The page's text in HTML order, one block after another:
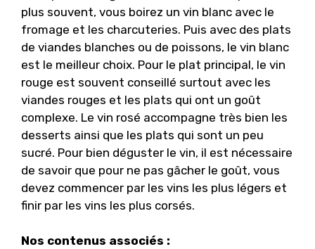
plus souvent, vous boirez un vin blanc avec le
fromage et les charcuteries. Puis avec des plats
de viandes blanches ou de poissons, le vin blanc
est le meilleur choix. Pour le plat principal, le vin
rouge est souvent conseillé surtout avec les
viandes rouges et les plats qui ont un goût
complexe. Le vin rosé accompagne très bien les
desserts ainsi que les plats qui sont un peu
sucré. Pour bien déguster le vin, il est nécessaire
de savoir que pour ne pas gâcher le goût, vous
devez commencer par les vins les plus légers et
finir par les vins les plus corsés.
Nos contenus associés :